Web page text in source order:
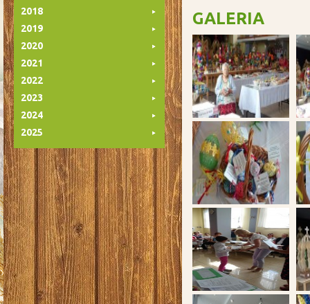
2018
2019
2020
2021
2022
2023
2024
2025
GALERIA